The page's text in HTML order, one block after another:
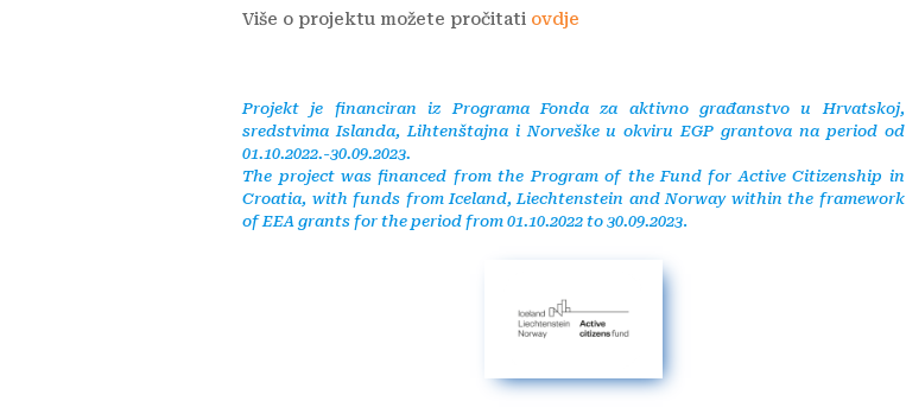
Više o projektu možete pročitati ovdje
Projekt je financiran iz Programa Fonda za aktivno građanstvo u Hrvatskoj,
sredstvima Islanda, Lihtenštajna i Norveške u okviru EGP grantova na period od
01.10.2022.-30.09.2023.
The project was financed from the Program of the Fund for Active Citizenship in
Croatia, with funds from Iceland, Liechtenstein and Norway within the framework
of EEA grants for the period from 01.10.2022 to 30.09.2023.